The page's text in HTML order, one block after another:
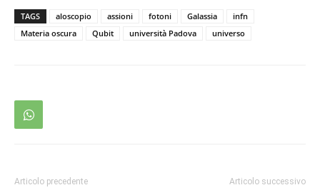
TAGS aloscopio assioni fotoni Galassia
infn
Materia oscura
Qubit università Padova universo
Articolo precedente Articolo successivo